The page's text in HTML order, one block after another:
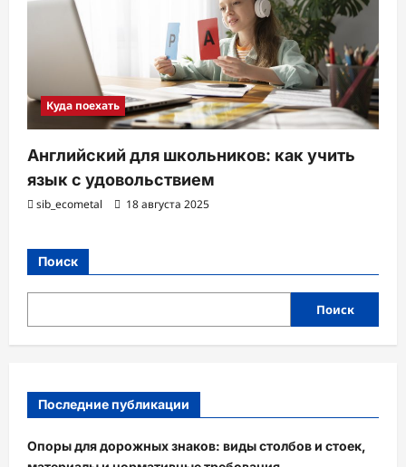
Куда поехать
Английский для школьников: как учить
язык с удовольствием
sib_ecometal 18 августа 2025
Поиск
Поиск
Последние публикации
Опоры для дорожных знаков: виды столбов и стоек,